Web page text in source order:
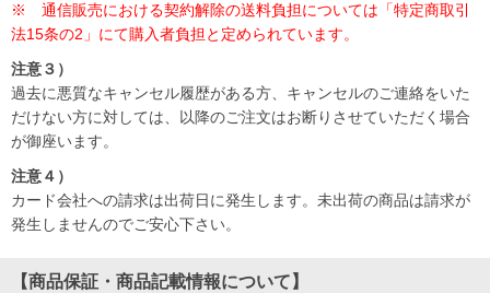
※ 通信販売における契約解除の送料負担については「特定商取引
法15条の2」にて購入者負担と定められています。
注意３）
過去に悪質なキャンセル履歴がある方、キャンセルのご連絡をいた
だけない方に対しては、以降のご注文はお断りさせていただく場合
が御座います。
注意４）
カード会社への請求は出荷日に発生します。未出荷の商品は請求が
発生しませんのでご安心下さい。
【商品保証・商品記載情報について】